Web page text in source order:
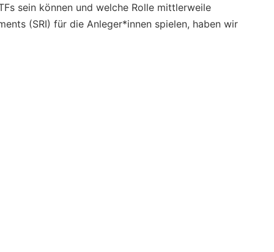
sein können und welche Rolle mittlerweile
(SRI) für die Anleger*innen spielen, haben wir